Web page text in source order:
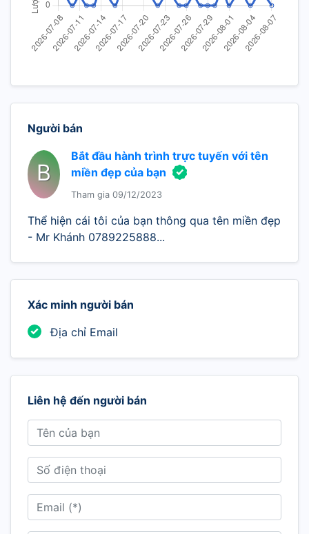
Người bán
B
Bắt đầu hành trình trực tuyến với tên
miền đẹp của bạn
Tham gia 09/12/2023
Thể hiện cái tôi của bạn thông qua tên miền đẹp
- Mr Khánh 0789225888...
Xác minh người bán
Địa chỉ Email
Liên hệ đến người bán